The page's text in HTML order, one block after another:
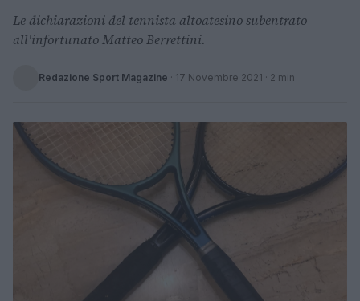
Le dichiarazioni del tennista altoatesino subentrato
all'infortunato Matteo Berrettini.
Redazione Sport Magazine · 17 Novembre 2021 · 2 min